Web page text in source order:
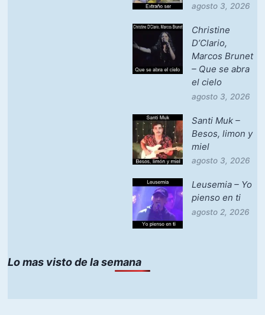
agosto 3, 2026
Christine
D’Clario,
Marcos Brunet
– Que se abra
el cielo
agosto 3, 2026
Santi Muk –
Besos, limon y
miel
agosto 3, 2026
Leusemia – Yo
pienso en ti
agosto 2, 2026
Lo mas visto de la semana